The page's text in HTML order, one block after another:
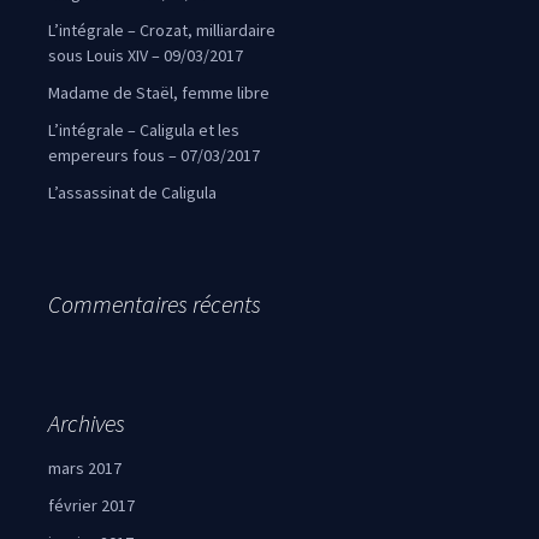
L’intégrale – Crozat, milliardaire
sous Louis XIV – 09/03/2017
Madame de Staël, femme libre
L’intégrale – Caligula et les
empereurs fous – 07/03/2017
L’assassinat de Caligula
Commentaires récents
Archives
mars 2017
février 2017